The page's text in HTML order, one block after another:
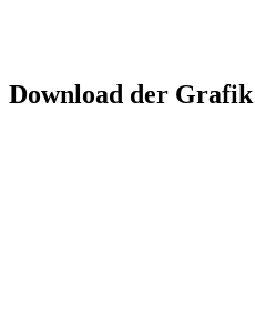
Download der Grafik